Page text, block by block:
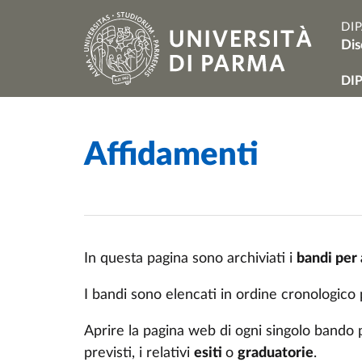
Salta al contenuto principale
Home /
Affidamenti
In questa pagina sono archiviati i bandi
I bandi sono elencati in ordine
Aprire la pagina web di ogni singolo
previsti, i relativiesitiograduatorie.